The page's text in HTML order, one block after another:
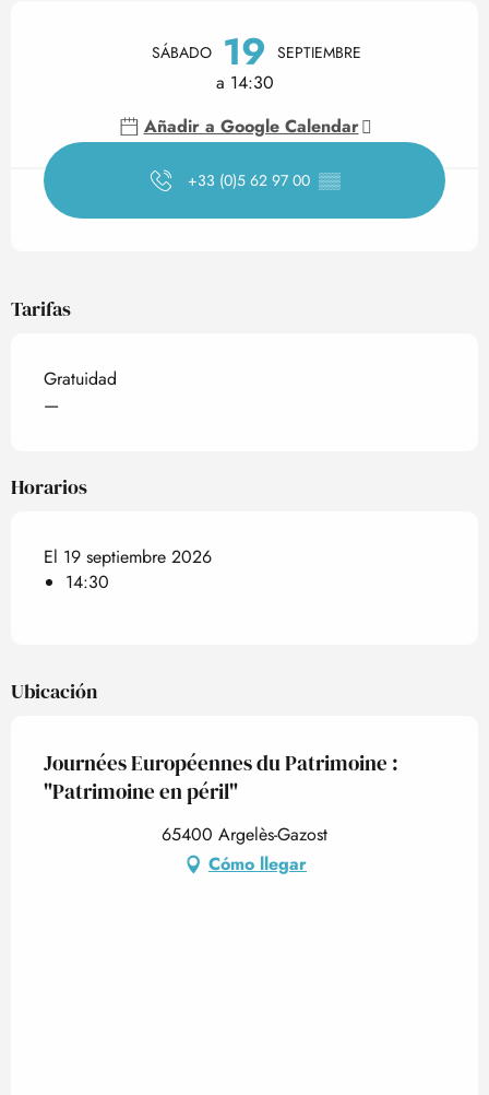
Horarios y datos de
SÁBADO 19 SEPTIEMBRE
a 14:30
Añadir a Google Calendar
+33 (0)5 62 97 00 ▒▒
Tarifas
Gratuidad
—
Horarios
El 19 septiembre 2026
14:30
Ubicación
Journées Européennes du Patrimoine :
"Patrimoine en péril"
65400 Argelès-Gazost
Cómo llegar